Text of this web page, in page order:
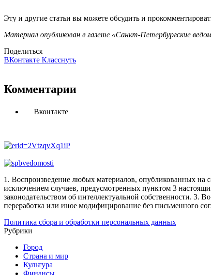
Эту и другие статьи вы можете обсудить и
Материал опубликован в газете «Санкт-Петербургские
Поделиться
ВКонтакте Класснуть
Комментарии
Вконтакте
1. Воспроизведение любых материалов, опубликованных на
исключением случаев, предусмотренных пунктом 3
законодательством об интеллектуальной собственности. 3.
переработка или иное модифицирование без письменного
Политика сбора и обработки персональных данных
Рубрики
Город
Страна и мир
Культура
Финансы